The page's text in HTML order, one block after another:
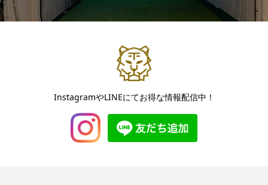
InstagramやLINEにてお得な情報配信中！